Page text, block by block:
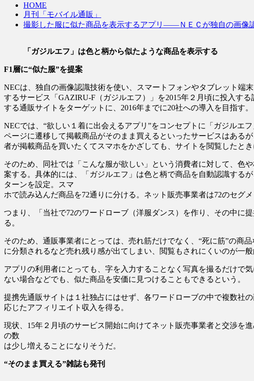
HOME
月刊「モバイル通販」
撮影した服に似た商品を表示するアプリ――ＮＥＣが独自の画像
「ガジルエフ」は色と柄から似たような商品を表示する
F1層に“似た服”を提案
NECは、独自の画像認識技術を使い、スマートフォンやタブレット端
するサービス「GAZIRU-F（ガジルエフ）」を2015年２月頃に投入す
する通販サイトをターゲットに、2016年までに20社への導入を目指す。
NECでは、“欲しい１着に出会えるアプリ”をコンセプトに「ガジルエ
ページに遷移して掲載商品がそのまま買えるといったサービスはある
者が掲載商品を買いたくてスマホをかざしても、サイトを閲覧したと
そのため、同社では「こんな服が欲しい」という消費者に対して、色
案する。具体的には、「ガジルエフ」は色と柄で商品を自動認識する
ターンを設定。スマ
ホで読み込んだ商品を72通りに分ける。ネット販売事業者は72のセグ
つまり、「当社で72のワードローブ（洋服ダンス）を作り、その中に
る。
そのため、通販事業者にとっては、売れ筋だけでなく、“死に筋”の商
に分類されるなど売れ残り感が出てしまい、閲覧もされにくいのが一般
アプリの利用者にとっても、字を入力することなく写真を撮るだけで
ない場合などでも、似た商品を安価に見つけることもできるという。
提携先通販サイトは１社独占にはせず、各ワードローブの中で複数社
応じたアフィリエイト収入を得る。
現状、15年２月頃のサービス開始に向けてネット販売事業者と交渉を
の数
は少し増えることになりそうだ。
“そのまま買える”雑誌も発刊